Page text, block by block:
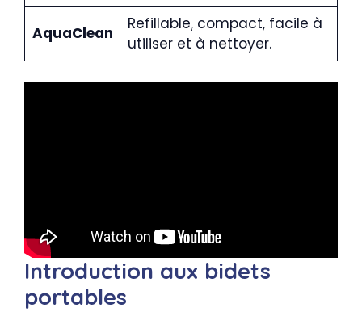
AquaClean
Refillable, compact, facile à
utiliser et à nettoyer.
Introduction aux bidets
portables